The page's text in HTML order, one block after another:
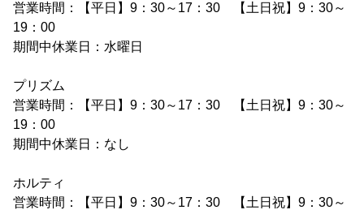
営業時間：【平日】9：30～17：30 【土日祝】9：30～
19：00
期間中休業日：水曜日
プリズム
営業時間：【平日】9：30～17：30 【土日祝】9：30～
19：00
期間中休業日：なし
ホルティ
営業時間：【平日】9：30～17：30 【土日祝】9：30～